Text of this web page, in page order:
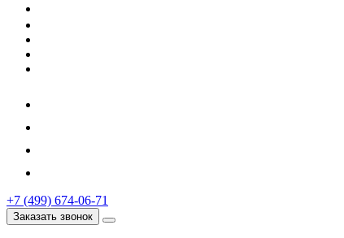
+7 (499) 674-06-71
Заказать звонок